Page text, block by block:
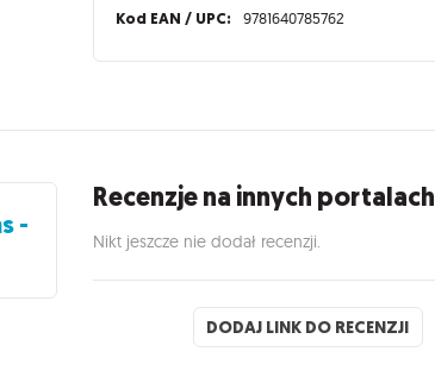
Kod EAN / UPC: 9781640785762
-
Recenzje na innych portalach
Nikt jeszcze nie dodał recenzji.
DODAJ LINK DO RECENZJI